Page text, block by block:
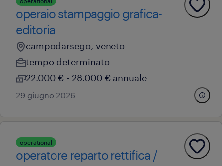
operaio stampaggio grafica-
editoria
campodarsego, veneto
tempo determinato
22.000 € - 28.000 € annuale
29 giugno 2026
operational
operatore reparto rettifica /